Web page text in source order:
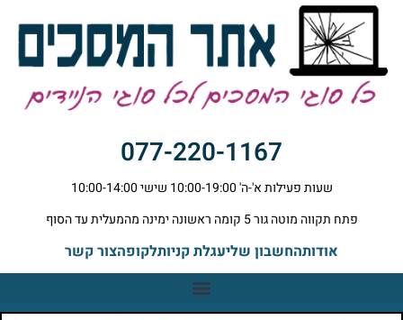
077-220-1167
שעות פעילות א'-ה' 10:00-19:00 שישי 10:00-14:00
פתח תקווה מוטה גור 5 קומה ראשונה ימינה מהמעלית עד הסוף
אודותהחשבון שליעגלת קניותלקופהצור קשר